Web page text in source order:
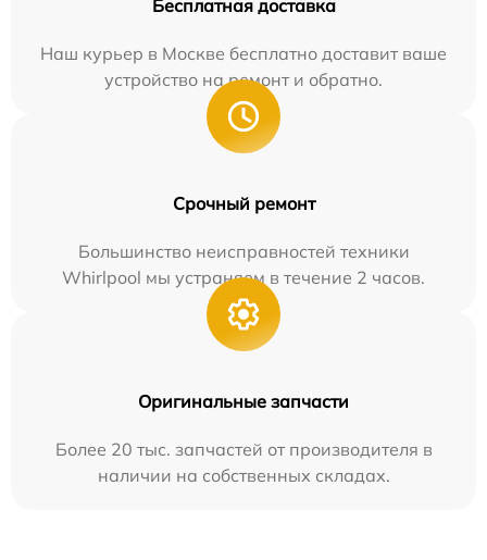
Бесплатная доставка
Наш курьер в Москве бесплатно доставит ваше
устройство на ремонт и обратно.
Срочный ремонт
Большинство неисправностей техники
Whirlpool мы устраняем в течение 2 часов.
Оригинальные запчасти
Более 20 тыс. запчастей от производителя в
наличии на собственных складах.